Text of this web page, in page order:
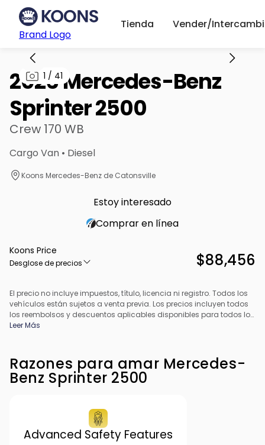
Brand Logo
Tienda Vender/
1 / 41
2026 Mercedes-Benz
Sprinter 2500
Crew 170 WB
Cargo Van • Diesel
Koons Mercedes-Benz de Catonsville
Estoy interesado
Comprar en línea
Koons Price
Desglose de precios $88,456
El precio no incluye impuestos, título, licencia ni registro. Todos los
vehículos están sujetos a venta previa. Los precios incluyen todos
los reembolsos y descuentos aplicables disponibles para todos los
consumidores; pueden aplicarse reembolsos adicionales. Es
de procesamiento del concesionario. El precio real del
concesionario puede variar.
Leer Más
Razones para amar Mercedes-
Benz Sprinter 2500
Advanced Safety Features